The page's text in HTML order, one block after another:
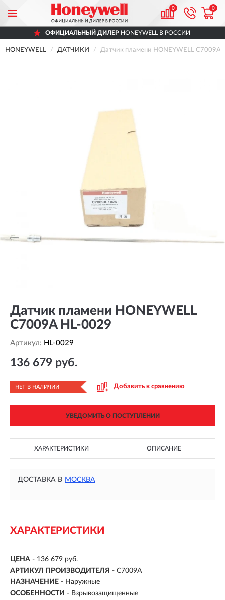
0 0
ОФИЦИАЛЬНЫЙ ДИЛЕР HONEYWELL В РОССИИ
HONEYWELL ДАТЧИКИ Датчик пламени HONEYWELL C7009A
Датчик пламени HONEYWELL
C7009A HL-0029
Артикул: HL-0029
136 679 руб.
НЕТ В НАЛИЧИИ Добавить к сравнению
УВЕДОМИТЬ О ПОСТУПЛЕНИИ
ХАРАКТЕРИСТИКИ ОПИСАНИЕ
ДОСТАВКА В МОСКВА
ХАРАКТЕРИСТИКИ
ЦЕНА - 136 679 руб.
АРТИКУЛ ПРОИЗВОДИТЕЛЯ - C7009A
НАЗНАЧЕНИЕ - Наружные
ОСОБЕННОСТИ - Взрывозащищенные